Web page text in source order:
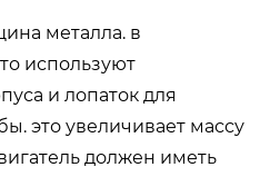
металла. в
используют
и лопаток для
это увеличивает массу
должен иметь